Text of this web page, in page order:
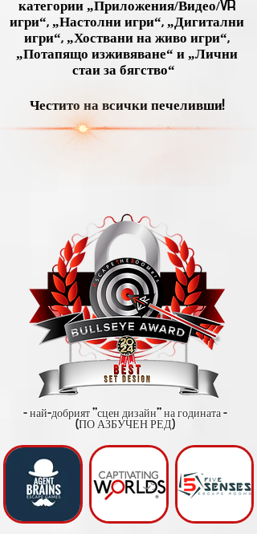
категории „Приложения/Видео/VR
игри“, „Настолни игри“, „Дигитални
игри“, „Хоствани на живо игри“,
„Потапящо изживяване“ и „Лични
стаи за бягство“
Честито на всички печеливши!
- най-добрият "сцен дизайн" на годината -
(ПО АЗБУЧЕН РЕД)